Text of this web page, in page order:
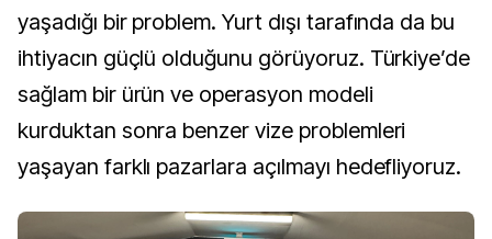
yaşadığı bir problem. Yurt dışı tarafında da bu
ihtiyacın güçlü olduğunu görüyoruz. Türkiye’de
sağlam bir ürün ve operasyon modeli
kurduktan sonra benzer vize problemleri
yaşayan farklı pazarlara açılmayı hedefliyoruz.